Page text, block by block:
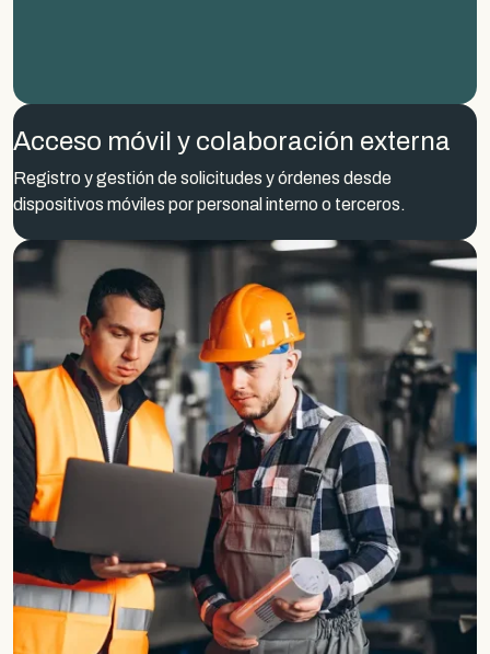
Acceso móvil y colaboración externa
Registro y gestión de solicitudes y órdenes desde
dispositivos móviles por personal interno o terceros.